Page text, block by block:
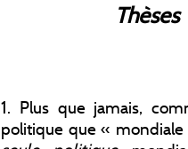
Thèses
1. Plus que jamais,
politique que « mondiale